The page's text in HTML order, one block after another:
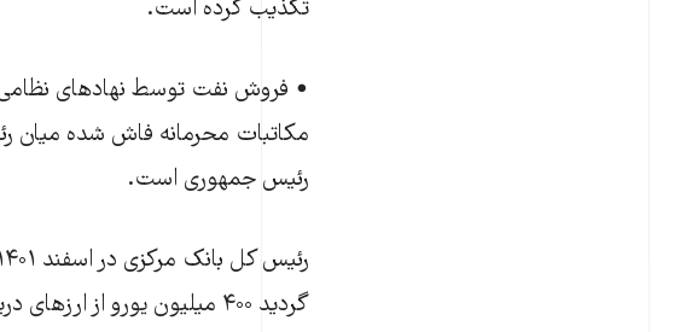
تکذیب کرده است.
• فروش نفت توسط نهادهای
مکاتبات محرمانه فاش شده میان
رئیس جمهوری است.